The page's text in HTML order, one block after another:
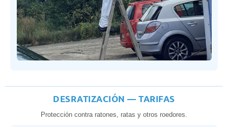
DESRATIZACIÓN — TARIFAS
Protección contra ratones, ratas y otros roedores.